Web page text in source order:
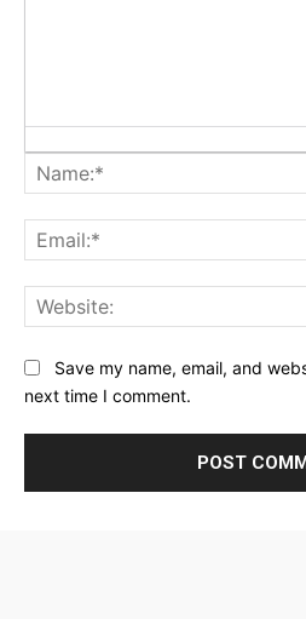
Save my name, email, and
next time I comment.